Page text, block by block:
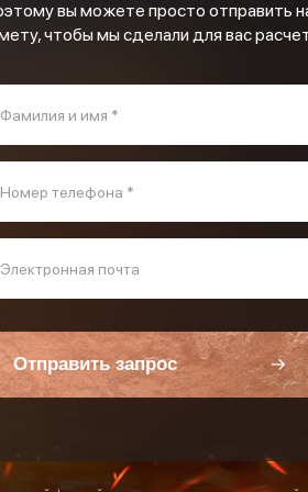
вы можете просто отправить
чтобы мы сделали для вас
Фамилия и имя *
Номер телефона *
Электронная почта
Отправить запрос